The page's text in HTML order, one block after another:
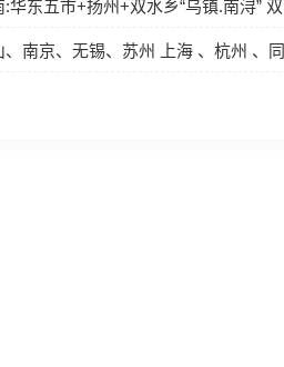
:华东五市+扬州+双水乡“乌镇.南浔”
、南京、无锡、苏州 上海 、杭州 、